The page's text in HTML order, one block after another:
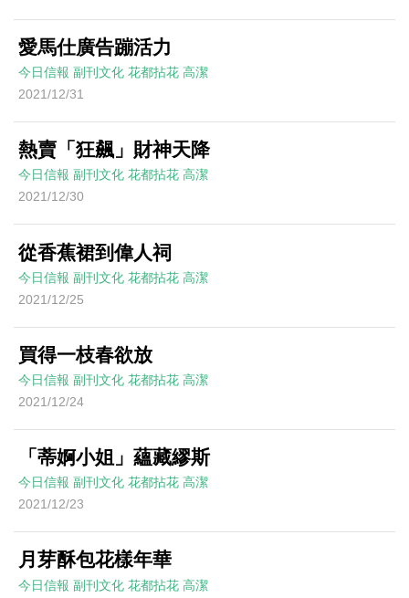
愛馬仕廣告蹦活力
今日信報 副刊文化 花都拈花 高潔
2021/12/31
熱賣「狂飆」財神天降
今日信報 副刊文化 花都拈花 高潔
2021/12/30
從香蕉裙到偉人祠
今日信報 副刊文化 花都拈花 高潔
2021/12/25
買得一枝春欲放
今日信報 副刊文化 花都拈花 高潔
2021/12/24
「蒂婀小姐」蘊藏繆斯
今日信報 副刊文化 花都拈花 高潔
2021/12/23
月芽酥包花樣年華
今日信報 副刊文化 花都拈花 高潔